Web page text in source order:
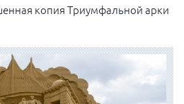
копия Триумфальной арки